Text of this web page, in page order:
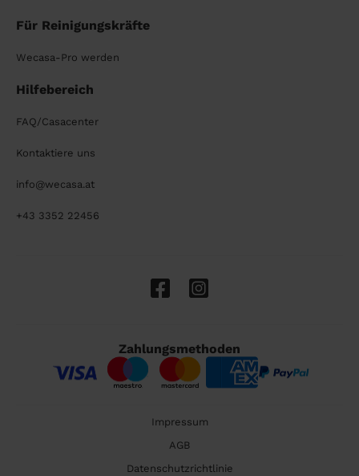
Für Reinigungskräfte
Wecasa-Pro werden
Hilfebereich
FAQ/Casacenter
Kontaktiere uns
info@wecasa.at
+43 3352 22456
Zahlungsmethoden
Impressum
AGB
Datenschutzrichtlinie